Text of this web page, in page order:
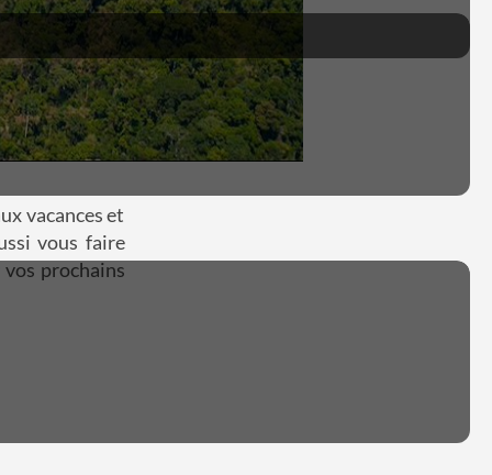
vacances et
vous faire
prochains